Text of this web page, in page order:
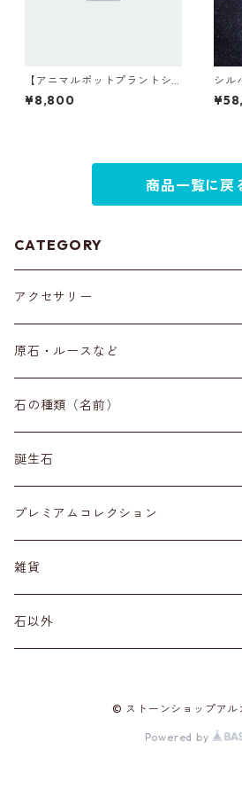
【アニマルポットプラントシ
リーズ】モンキー×セレウス×
丸サボテン
¥8,800
シル
m）
商品一覧に戻
CATEGORY
アクセサリー
ブレスレット
イヤリング・ピアス
ネックレス・ペンダントトップ
リング
材質
プラチナ
その他アクセサリー
原石・ルースなど
原石
丸玉
標本
磨き石
ルース
石の種類（名前）
ア行
アイオライト
アクアマリン
カ行
カーネリアン
カイヤナイト
サ行
サファイア
タ行
誕生石
１月
２月
３月
プレミアムコレクション
雑貨
天然石雑貨
石以外
© ストーンショップアル
Powered by